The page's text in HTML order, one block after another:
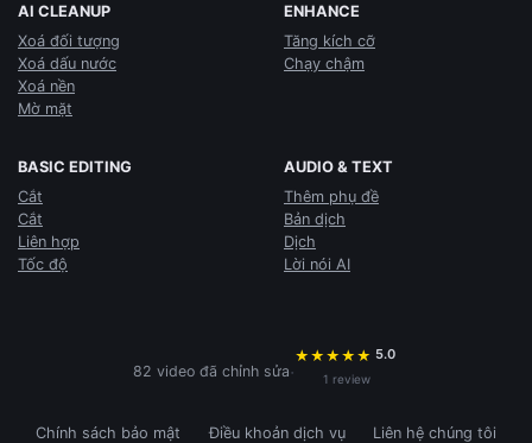
AI CLEANUP
Xoá đối tượng
Xoá dấu nước
Xoá nền
Mờ mặt
ENHANCE
Tăng kích cỡ
Chạy chậm
BASIC EDITING
Cắt
Cắt
Liên hợp
Tốc độ
AUDIO & TEXT
Thêm phụ đề
Bản dịch
Dịch
Lời nói AI
82 video đã chỉnh sửa·
★ ★ ★ ★ ★ 5.0
1 review
Chính sách bảo mật Điều khoản dịch vụ Liên hệ chúng tôi